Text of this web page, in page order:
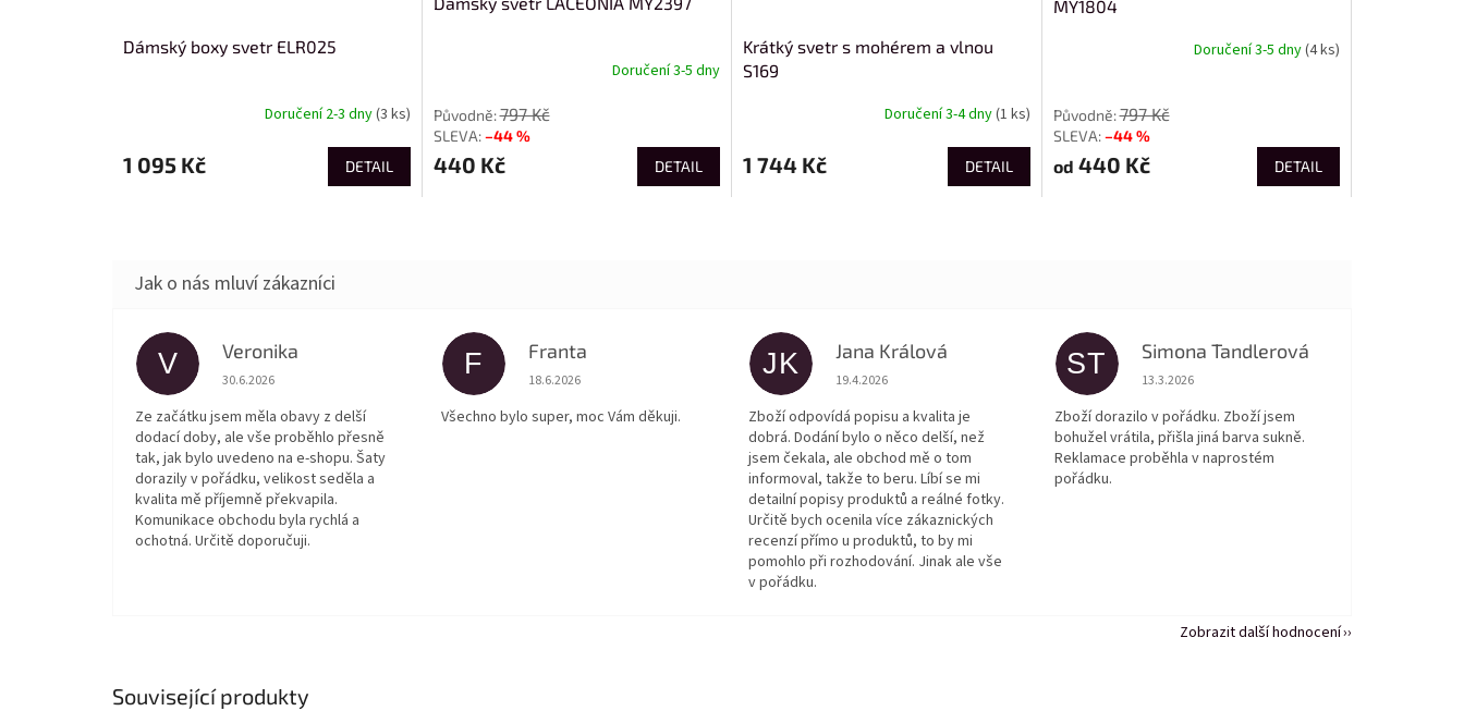
Související produkty
Dámský boxy svetr ELR025
Doručení 2-3 dny(3 ks)
1 095 Kč DETAIL
Doručení 3-5 dny
797 Kč
–44 %
440 Kč DETAIL
Krátký svetr s mohérem a vlnou
S169
Doručení 3-4 dny(1 ks)
1 744 Kč DETAIL
MY1804
Doručení 3-5 dny(4 ks)
797 Kč
–44 %
od 440 Kč DETAIL
V Veronika
Hodnocení obchodu je 5 z 5 hvězdiček.
30.6.2026
Ze začátku jsem měla obavy z delší
dodací doby, ale vše proběhlo přesně
tak, jak bylo uvedeno na e-shopu. Šaty
dorazily v pořádku, velikost seděla a
kvalita mě příjemně překvapila.
Komunikace obchodu byla rychlá a
ochotná. Určitě doporučuji.
F Franta
Hodnocení obchodu je 5 z 5 hvězdiček.
18.6.2026
Všechno bylo super, moc Vám děkuji.
JK Jana Králová
Hodnocení obchodu je 5 z 5 hvězdiček.
19.4.2026
Zboží odpovídá popisu a kvalita je
dobrá. Dodání bylo o něco delší, než
jsem čekala, ale obchod mě o tom
informoval, takže to beru. Líbí se mi
detailní popisy produktů a reálné fotky.
Určitě bych ocenila více zákaznických
recenzí přímo u produktů, to by mi
pomohlo při rozhodování. Jinak ale vše
v pořádku.
ST Simona Tandlerová
Hodnocení obchodu je 5 z 5 hvězdiček.
13.3.2026
Zboží dorazilo v pořádku. Zboží jsem
bohužel vrátila, přišla jiná barva sukně.
Reklamace proběhla v naprostém
pořádku.
Zobrazit další hodnocení